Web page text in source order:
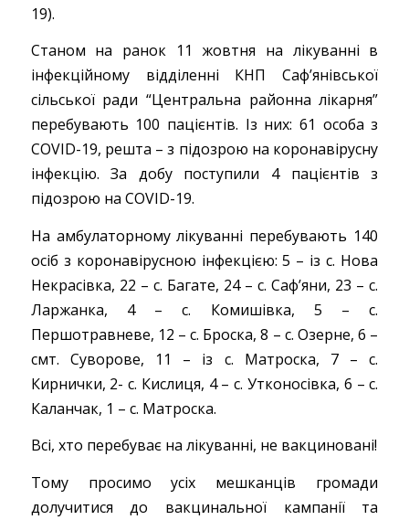
19).
Станом на ранок 11 жовтня на лікуванні в
інфекційному відділенні КНП Саф’янівської
сільської ради “Центральна районна лікарня”
перебувають 100 пацієнтів. Із них: 61 особа з
COVID-19, решта – з підозрою на коронавірусну
інфекцію. За добу поступили 4 пацієнтів з
підозрою на COVID-19.
На амбулаторному лікуванні перебувають 140
осіб з коронавірусною інфекцією: 5 – із с. Нова
Некрасівка, 22 – с. Багате, 24 – с. Саф’яни, 23 – с.
Ларжанка, 4 – с. Комишівка, 5 – с.
Першотравневе, 12 – с. Броска, 8 – с. Озерне, 6 –
смт. Суворове, 11 – із с. Матроска, 7 – с.
Кирнички, 2- с. Кислиця, 4 – с. Утконосівка, 6 – с.
Каланчак, 1 – с. Матроска.
Всі, хто перебуває на лікуванні, не вакциновані!
Тому просимо усіх мешканців громади
долучитися до вакцинальної кампанії та